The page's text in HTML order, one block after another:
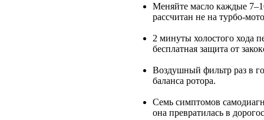
Меняйте масло каждые
рассчитан не на турбо-
2 минуты холостого хода
бесплатная защита от
Воздушный фильтр раз в
баланса ротора.
Семь симптомов
она превратилась в